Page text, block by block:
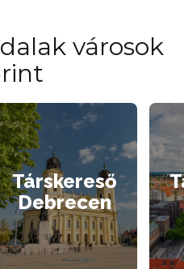
városok
Társkereső
Debrecen